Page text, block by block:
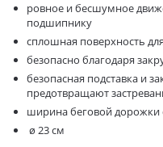
ровное и бесшумное
подшипнику
сплошная поверхность
безопасно благодаря
безопасная подставка и
предотвращают
ширина беговой дорожки
ø 23 см